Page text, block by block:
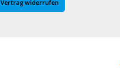
Vertrag widerrufen